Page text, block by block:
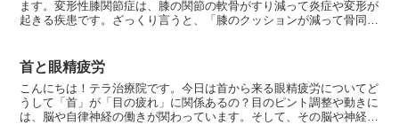
ます。変形性膝関節症は、膝の関節の軟骨がすり減って炎症や変形が
起きる疾患です。ざっくり言うと、「膝のクッションが減って骨同士
首と眼精疲労
こんにちは！テラ治療院です。今日は首から来る眼精疲労についてど
うして「首」が「目の疲れ」に関係あるの？目のピント調整や動きに
は、脳や自律神経の働きが関わっています。そして、その脳や神経に